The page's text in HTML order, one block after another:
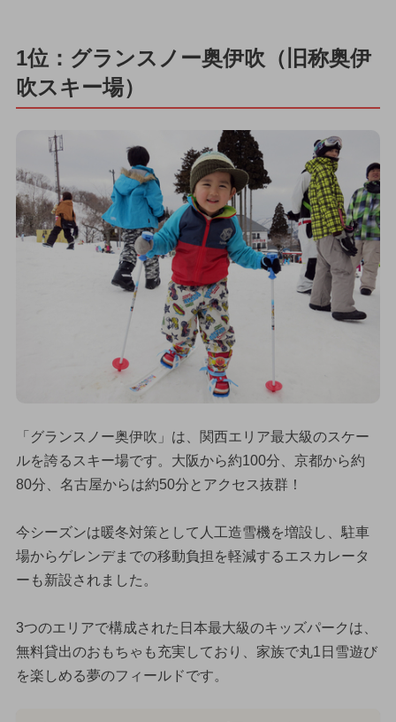
1位：グランスノー奥伊吹（旧称奥伊
吹スキー場）
「グランスノー奥伊吹」は、関西エリア最大級のスケー
ルを誇るスキー場です。大阪から約100分、京都から約
80分、名古屋からは約50分とアクセス抜群！
今シーズンは暖冬対策として人工造雪機を増設し、駐車
場からゲレンデまでの移動負担を軽減するエスカレータ
ーも新設されました。
3つのエリアで構成された日本最大級のキッズパークは、
無料貸出のおもちゃも充実しており、家族で丸1日雪遊び
を楽しめる夢のフィールドです。